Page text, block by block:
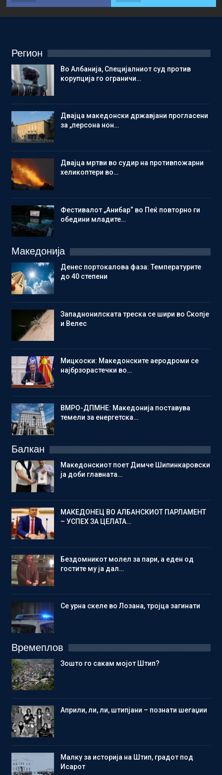
Регион
Во Албанија, Специјалниот суд против
корупција го ограничи…
Двајца македонски државјани прогласени
за „персона нон…
Двајца мртви во судир на противпожарни
хеликоптери во…
Фестивалот „Анибар“ во Пеќ повторно ги
обедини младите…
Македонија
Денес портокалова фаза: Температурите
до 40 степени
Западнонилската треска се шири во Скопје
и Велес
Мицкоски: Македонските аеродроми се
најбрзорастечки во…
ВМРО-ДПМНЕ: Македонија поставува
темели за енергетска…
Балкан
Македонскиот поет Димче Шипинкаровски
ја доби главната…
МАКЕДОНЕЦ ВО АЛБАНСКИОТ ПАРЛАМЕНТ
– УСПЕХ ЗА ЦЕЛАТА…
Бездомникот молел за пари, а еден од
гостите му ја дал…
Се урна скеле во Лозана, тројца загинати
Времеплов
Зошто го сакам мојот Штип?
Aприли, ли, ли, штипјани – познати шегаџии
Малку за историја на Штип, градот под
Исарот